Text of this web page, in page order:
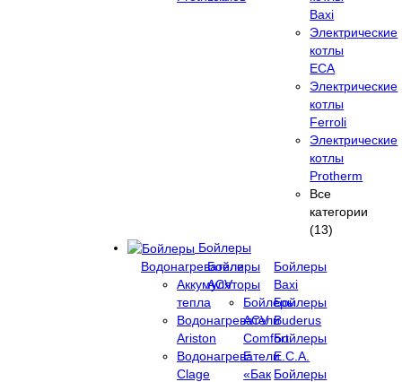
Baxi
Электрические
котлы
ECA
Электрические
котлы
Ferroli
Электрические
котлы
Protherm
Все
категории
(13)
Бойлеры
Водонагреватели
Аккумуляторы
тепла
Водонагреватели
Ariston
Водонагреватели
Clage
Бойлеры
ACV
Бойлеры
ACV
Comfort
E
«Бак
Бойлеры
Baxi
Бойлеры
Buderus
Бойлеры
E.C.A.
Бойлеры